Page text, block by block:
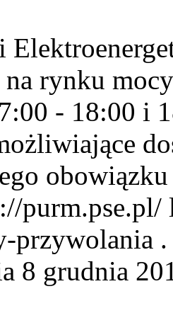
na rynku
- 18:00 i
przywolania
8 grudnia